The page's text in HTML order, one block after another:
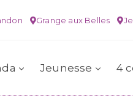
Grange aux Belles
Jeunesse 4